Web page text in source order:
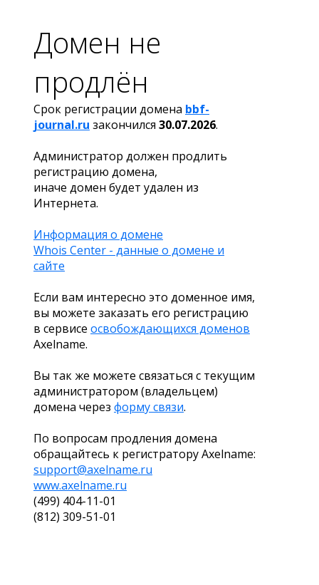
Домен не
продлён
Срок регистрации домена bbf-
journal.ru закончился 30.07.2026.
Администратор должен продлить
регистрацию домена,
иначе домен будет удален из
Интернета.
Информация о домене
Whois Center - данные о домене и
сайте
Если вам интересно это доменное имя,
вы можете заказать его регистрацию
в сервисе освобождающихся доменов
Axelname.
Вы так же можете связаться с текущим
администратором (владельцем)
домена через форму связи.
По вопросам продления домена
обращайтесь к регистратору Axelname:
support@axelname.ru
www.axelname.ru
(499) 404-11-01
(812) 309-51-01